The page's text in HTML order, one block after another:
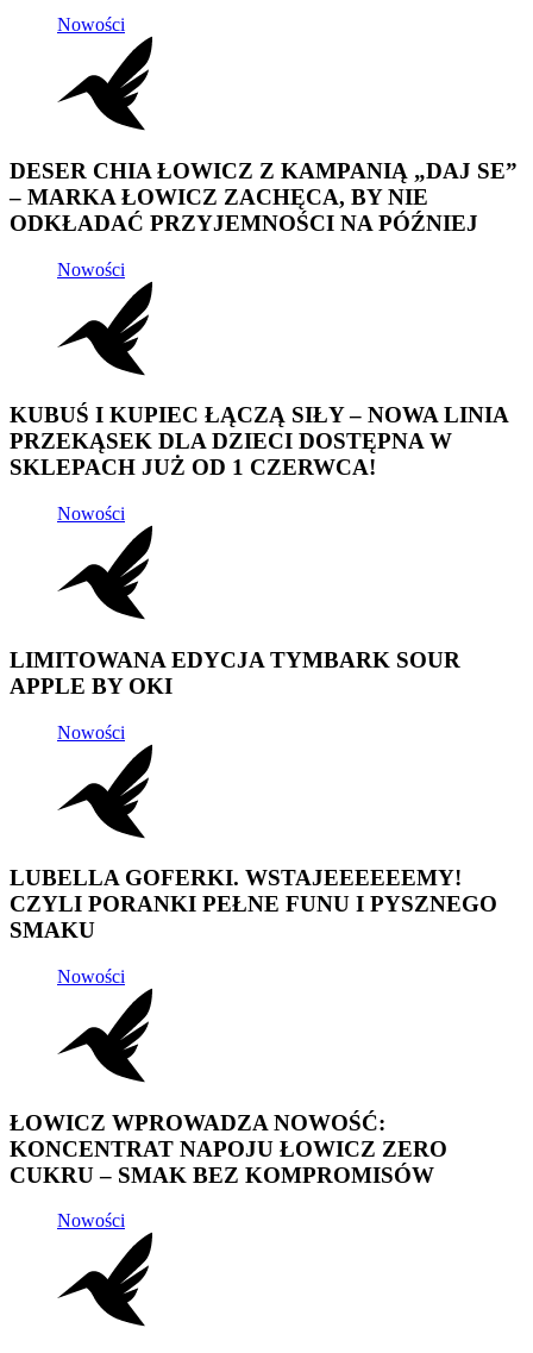
Nowości
DESER CHIA ŁOWICZ Z KAMPANIĄ „DAJ SE”
– MARKA ŁOWICZ ZACHĘCA, BY NIE
ODKŁADAĆ PRZYJEMNOŚCI NA PÓŹNIEJ
Nowości
KUBUŚ I KUPIEC ŁĄCZĄ SIŁY – NOWA LINIA
PRZEKĄSEK DLA DZIECI DOSTĘPNA W
SKLEPACH JUŻ OD 1 CZERWCA!
Nowości
LIMITOWANA EDYCJA TYMBARK SOUR
APPLE BY OKI
Nowości
LUBELLA GOFERKI. WSTAJEEEEEEMY!
CZYLI PORANKI PEŁNE FUNU I PYSZNEGO
SMAKU
Nowości
ŁOWICZ WPROWADZA NOWOŚĆ:
KONCENTRAT NAPOJU ŁOWICZ ZERO
CUKRU – SMAK BEZ KOMPROMISÓW
Nowości